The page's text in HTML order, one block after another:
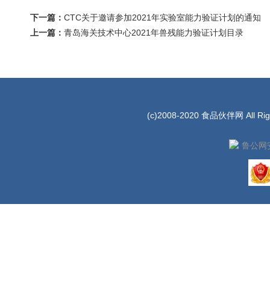
下一篇： CTC关于邀请参加2021年实验室能力验证计划的通知
上一篇： 青岛海关技术中心2021年兽残能力验证计划目录
(c)2008-2020 食品伙伴网 All
鲁公网